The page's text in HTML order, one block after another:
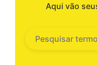
Aqui vão